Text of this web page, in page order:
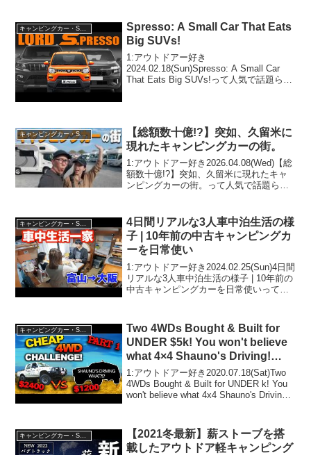
Spresso: A Small Car That Eats
Big SUVs!
1:アウトドアー好き
2024.02.18(Sun)Spresso: A Small Car
That Eats Big SUVs!って人気で話題らし
キャンピングカー・SUV人気車種
【総額数十億!?】突如、久留米に
現れたキャンピングカーの街。
1:アウトドアー好き2026.04.08(Wed)【総
額数十億!?】突如、久留米に現れたキャ
ンピングカーの街。って人気で話題らし
す！3:アウトドアー好き...
キャンピングカー・SUV人気車種
4日間リアルな3人車中泊生活の様
子 | 10年前の中古キャンピングカ
ーを日常使い
1:アウトドアー好き2024.02.25(Sun)4日間
リアルな3人車中泊生活の様子 | 10年前の
中古キャンピングカーを日常使いって人
画は注目です！...
Two 4WDs Bought & Built for
UNDER $5k! You won't believe
what 4×4 Shauno's Driving!
EPISODE 1
1:アウトドアー好き2020.07.18(Sat)Two
4WDs Bought & Built for UNDER k! You
won't believe what 4x4 Shauno's Driving!
キャンピングカー・SUV人気車種
【2021冬最新】薪ストーブを搭
載したアウトドア軽キャンピング